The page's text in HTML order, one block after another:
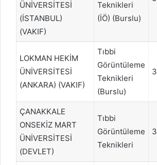
ÜNİVERSİTESİ
(İSTANBUL)
(VAKIF)
Teknikleri
(İÖ) (Burslu)
LOKMAN HEKİM
ÜNİVERSİTESİ
(ANKARA) (VAKIF)
Tıbbi
Görüntüleme
Teknikleri
(Burslu)
ÇANAKKALE
ONSEKİZ MART
ÜNİVERSİTESİ
(DEVLET)
Tıbbi
Görüntüleme
Teknikleri